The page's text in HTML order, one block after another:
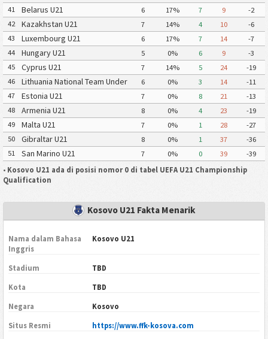
41
Belarus U21 6 17% 7 9
-2
42
Kazakhstan U21 7 14% 4 10
-6
43
Luxembourg U21 6 17% 7 14
-7
44
Hungary U21 5 0% 6 9
-3
45
Cyprus U21 7 14% 5 24
-19
46
Lithuania National Team Under
21
6 0% 3 14
-11
47
Estonia U21 7 0% 8 21
-13
48
Armenia U21 8 0% 4 23
-19
49
Malta U21 7 0% 1 28
-27
50
Gibraltar U21 8 0% 1 37
-36
51
San Marino U21 7 0% 0 39
-39
• Kosovo U21 ada di posisi nomor 0 di tabel UEFA U21 Championship
Qualification
Kosovo U21 Fakta Menarik
Nama dalam Bahasa
Inggris
Kosovo U21
Stadium TBD
Kota TBD
Negara Kosovo
Situs Resmi https://www.ffk-kosova.com